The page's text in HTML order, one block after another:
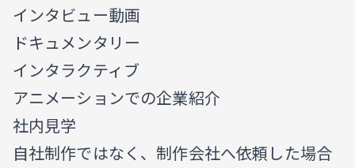
インタビュー動画
ドキュメンタリー
インタラクティブ
アニメーションでの企業紹介
社内見学
自社制作ではなく、制作会社へ依頼した場合